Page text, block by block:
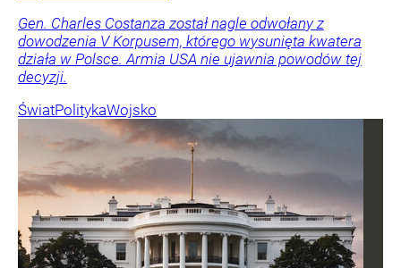
Gen. Charles Costanza został nagle odwołany z
dowodzenia V Korpusem, którego wysunięta kwatera
działa w Polsce. Armia USA nie ujawnia powodów tej
decyzji.
ŚwiatPolitykaWojsko